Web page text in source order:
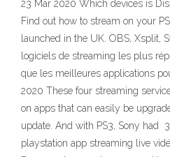
23 Mar 2020 Which devices is
Find out how to stream on your
launched in the UK. OBS, Xsplit,
logiciels de streaming les plus
que les meilleures applications
2020 These four streaming
on apps that can easily be
update. And with PS3, Sony had
playstation app streaming live